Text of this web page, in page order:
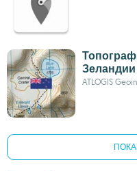
Зеландии
ATLOGIS